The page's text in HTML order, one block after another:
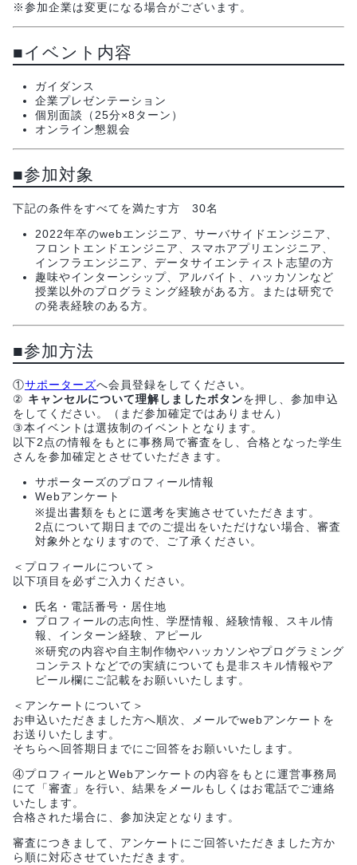
※参加企業は変更になる場合がございます。
■イベント内容
ガイダンス
企業プレゼンテーション
個別面談（25分×8ターン）
オンライン懇親会
■参加対象
下記の条件をすべてを満たす方 30名
2022年卒のwebエンジニア、サーバサイドエンジニア、
フロントエンドエンジニア、スマホアプリエンジニア、
インフラエンジニア、データサイエンティスト志望の方
趣味やインターンシップ、アルバイト、ハッカソンなど
授業以外のプログラミング経験がある方。または研究で
の発表経験のある方。
■参加方法
①サポーターズへ会員登録をしてください。
② キャンセルについて理解しましたボタンを押し、参加申込
をしてください。（まだ参加確定ではありません）
③本イベントは選抜制のイベントとなります。
以下2点の情報をもとに事務局で審査をし、合格となった学生
さんを参加確定とさせていただきます。
サポーターズのプロフィール情報
Webアンケート
※提出書類をもとに選考を実施させていただきます。
2点について期日までのご提出をいただけない場合、審査
対象外となりますので、ご了承ください。
＜プロフィールについて＞
以下項目を必ずご入力ください。
氏名・電話番号・居住地
プロフィールの志向性、学歴情報、経験情報、スキル情
報、インターン経験、アピール
※研究の内容や自主制作物やハッカソンやプログラミング
コンテストなどでの実績についても是非スキル情報やア
ピール欄にご記載をお願いいたします。
＜アンケートについて＞
お申込いただきました方へ順次、メールでwebアンケートを
お送りいたします。
そちらへ回答期日までにご回答をお願いいたします。
④プロフィールとWebアンケートの内容をもとに運営事務局
にて「審査」を行い、結果をメールもしくはお電話でご連絡
いたします。
合格された場合に、参加決定となります。
審査につきまして、アンケートにご回答いただきました方か
ら順に対応させていただきます。